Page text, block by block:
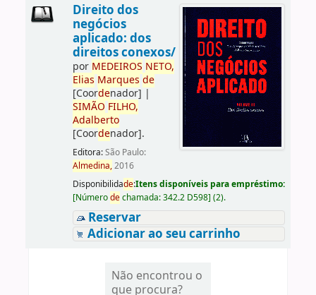
Direito dos
negócios
aplicado: dos
direitos conexos/
por MEDEIROS NETO,
Elias Marques de
[Coordenador] |
SIMÃO FILHO,
Adalberto
[Coordenador].
Editora:São Paulo:
Almedina,2016
Disponibilidade:Itens disponíveis para empréstimo:
[Númerodechamada:342.2 D598] (2).
Reservar
Adicionar ao seu carrinho
Não encontrou o
que procura?